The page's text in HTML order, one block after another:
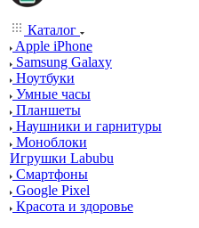
Каталог
Apple iPhone
Samsung Galaxy
Ноутбуки
Умные часы
Планшеты
Наушники и гарнитуры
Моноблоки
Игрушки Labubu
Смартфоны
Google Pixel
Красота и здоровье